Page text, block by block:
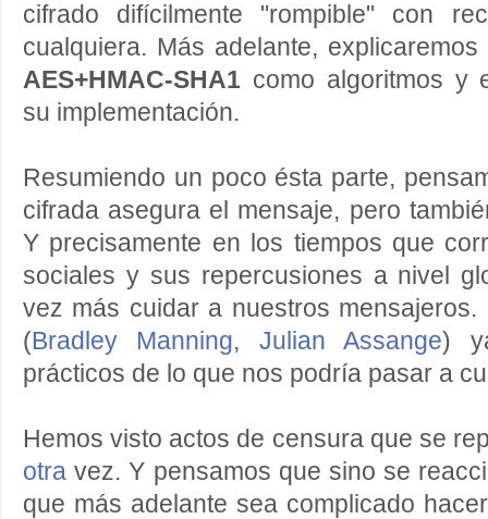
cifrado difícilmente "rompible" con
cualquiera. Más adelante,
AES+HMAC-SHA1 como algoritmos y
su implementación.
Resumiendo un poco ésta parte,
cifrada asegura el mensaje, pero
Y precisamente en los tiempos que
sociales y sus repercusiones a nivel
vez más cuidar a nuestros mensajeros.
(Bradley Manning, Julian Assange)
prácticos de lo que nos podría pasar a
Hemos visto actos de censura que se
otra vez. Y pensamos que sino se
que más adelante sea complicado